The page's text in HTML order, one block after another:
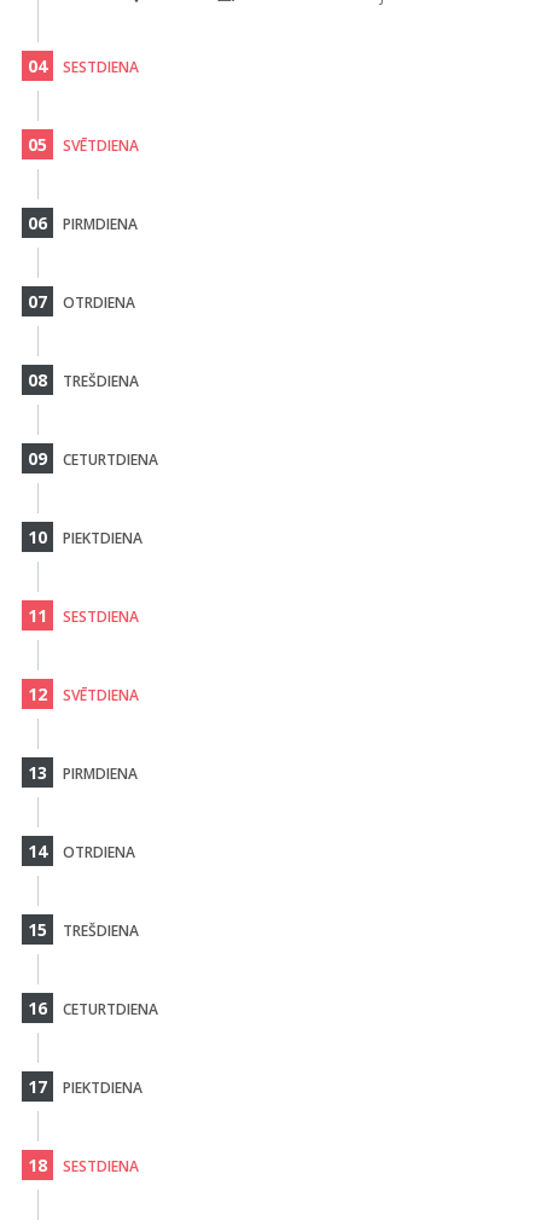
04 SESTDIENA
05 SVĒTDIENA
06 PIRMDIENA
07 OTRDIENA
08 TREŠDIENA
09 CETURTDIENA
10 PIEKTDIENA
11 SESTDIENA
12 SVĒTDIENA
13 PIRMDIENA
14 OTRDIENA
15 TREŠDIENA
16 CETURTDIENA
17 PIEKTDIENA
18 SESTDIENA